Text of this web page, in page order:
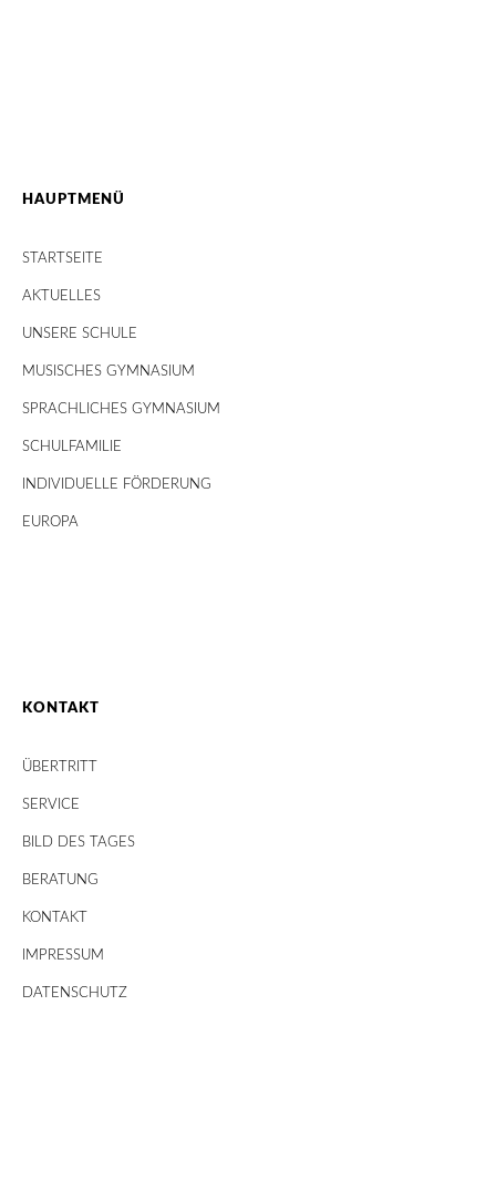
HAUPTMENÜ
STARTSEITE
AKTUELLES
UNSERE SCHULE
MUSISCHES GYMNASIUM
SPRACHLICHES GYMNASIUM
SCHULFAMILIE
INDIVIDUELLE FÖRDERUNG
EUROPA
KONTAKT
ÜBERTRITT
SERVICE
BILD DES TAGES
BERATUNG
KONTAKT
IMPRESSUM
DATENSCHUTZ